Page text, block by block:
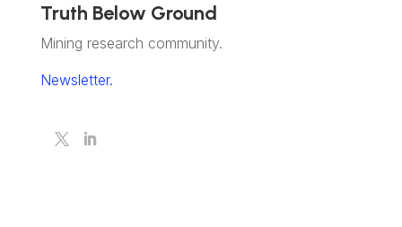
Truth Below Ground
Mining research community.
Newsletter.